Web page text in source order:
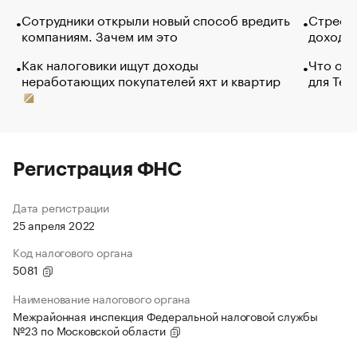
Сотрудники открыли новый способ вредить
компаниям. Зачем им это
Как налоговики ищут доходы
неработающих покупателей яхт и квартир
Что
для
Регистрация ФНС
Дата регистрации
25 апреля 2022
Код налогового органа
5081
Наименование налогового органа
Межрайонная инспекция Федеральной налоговой службы
№23 по Московской области